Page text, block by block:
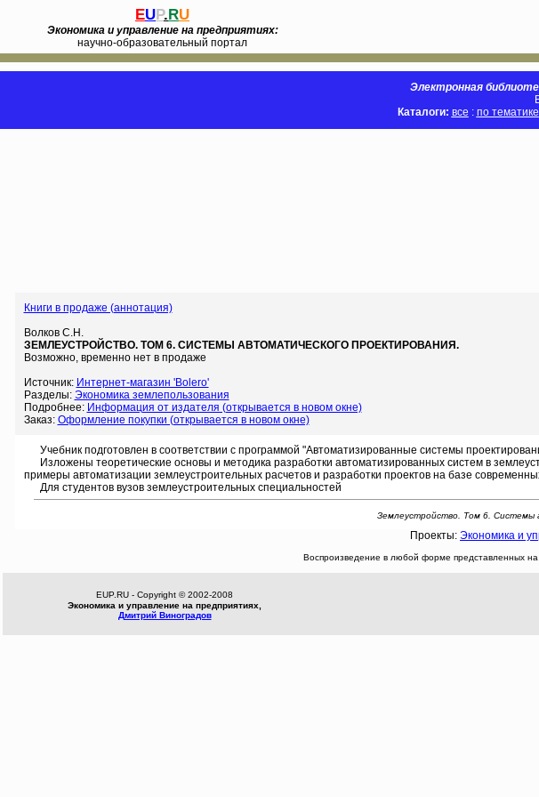
EUP.RU
Экономика и управление на предприятиях:
научно-образовательный портал
Электронная
Каталоги: все : по тематике
Книги в продаже (аннотация)
Волков С.Н.
ЗЕМЛЕУСТРОЙСТВО. ТОМ 6. СИСТЕМЫ АВТОМАТИЧЕСКОГО ПРОЕКТИРОВАНИЯ.
Возможно, временно нет в продаже
Источник: Интернет-магазин 'Bolero'
Разделы: Экономика землепользования
Подробнее: Информация от издателя (открывается в новом окне)
Заказ: Оформление покупки (открывается в новом окне)
Учебник подготовлен в соответствии с программой "Автоматизированные системы
Изложены теоретические основы и методика разработки автоматизированных систем в
примеры автоматизации землеустроительных расчетов и разработки проектов на базе
Для студентов вузов землеустроительных специальностей
Землеустройство. Том 6. Системы
Проекты: Экономика и
Воспроизведение в любой форме представленных на
EUP.RU - Copyright © 2002-2008
Экономика и управление на предприятиях,
Дмитрий Виноградов